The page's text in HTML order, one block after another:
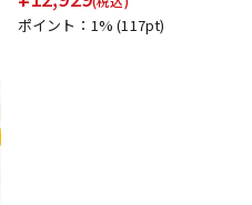
ポイント：1%(117pt)